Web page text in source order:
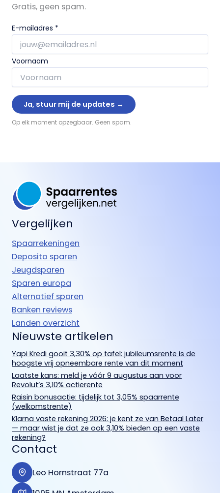
Gratis, geen spam.
E-mailadres *
Voornaam
Op elk moment opzegbaar. Geen spam.
Vergelijken
Spaarrekeningen
Deposito sparen
Jeugdsparen
Sparen europa
Alternatief sparen
Banken reviews
Landen overzicht
Nieuwste artikelen
Yapi Kredi gooit 3,30% op tafel: jubileumsrente is de
hoogste vrij opneembare rente van dit moment
Laatste kans: meld je vóór 9 augustus aan voor
Revolut’s 3,10% actierente
Raisin bonusactie: tijdelijk tot 3,05% spaarrente
(welkomstrente)
Klarna vaste rekening 2026: je kent ze van Betaal Later
— maar wist je dat ze ook 3,10% bieden op een vaste
rekening?
Contact
Leo Hornstraat 77a